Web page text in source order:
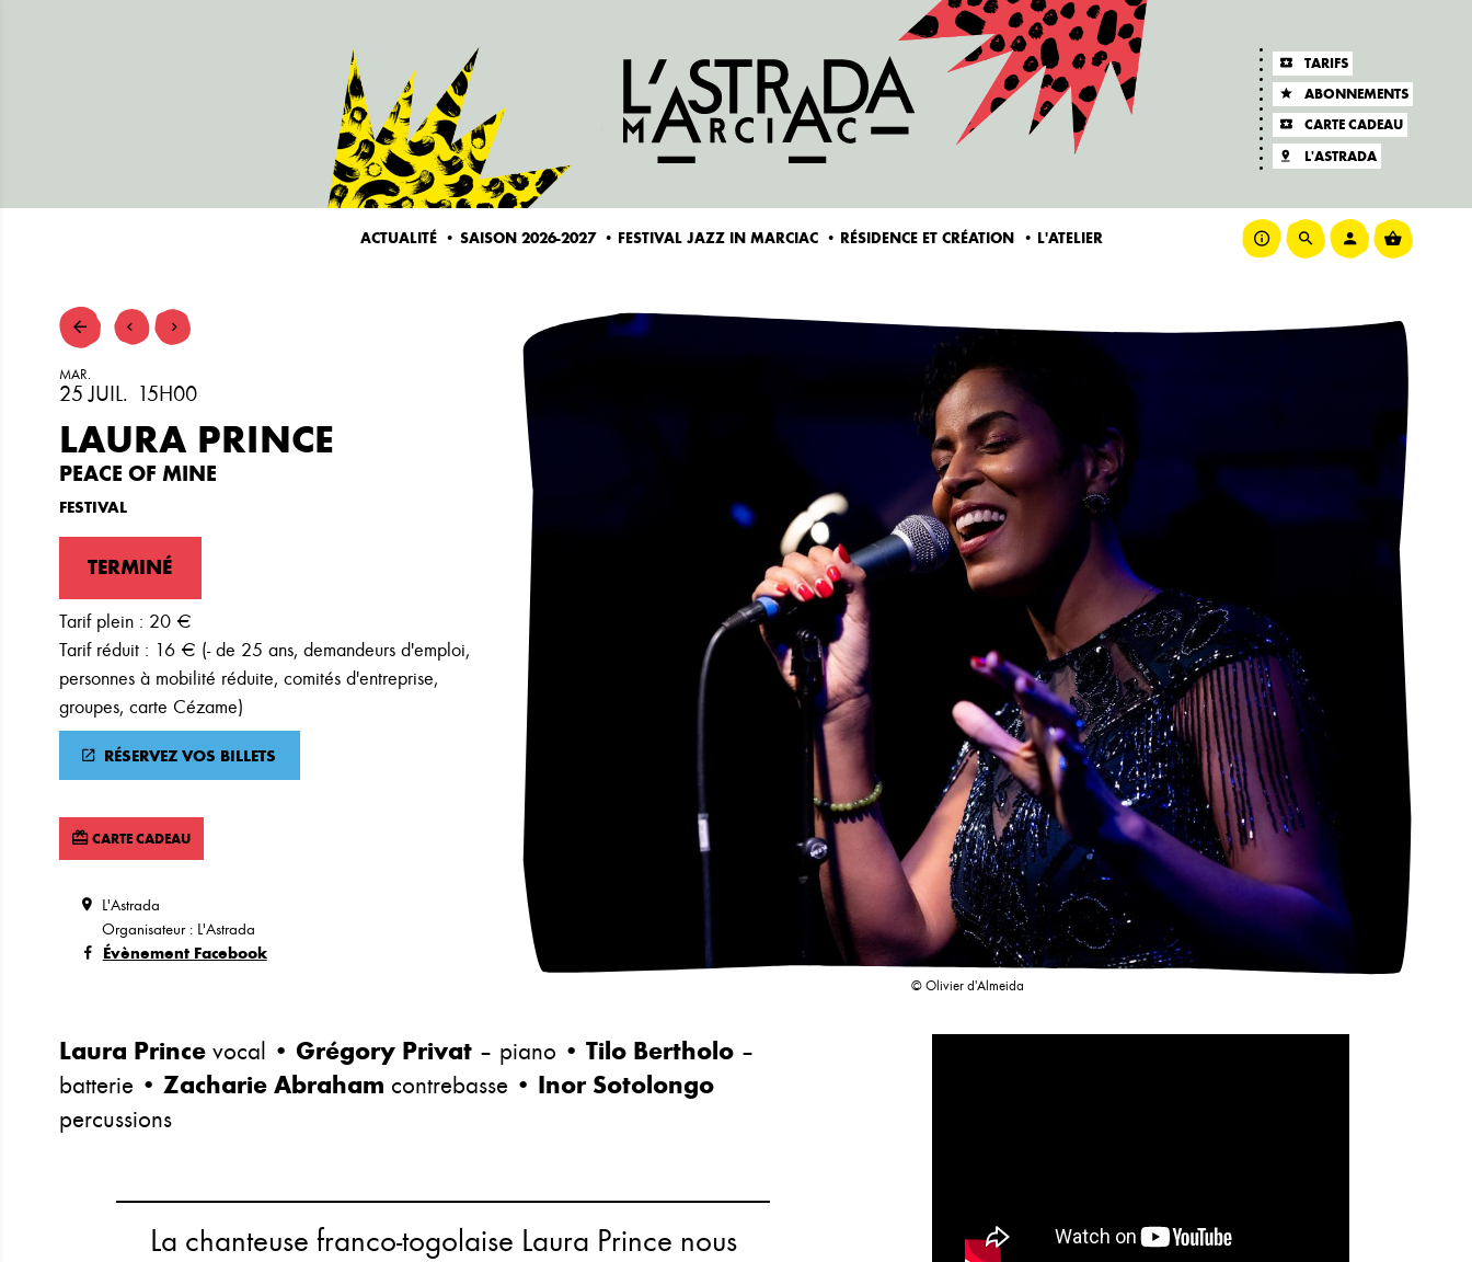
TARIFS
ABONNEMENTS
CARTE CADEAU
L'ASTRADA
ACTUALITÉ SAISON 2026-2027 FESTIVAL JAZZ IN MARCIAC RÉSIDENCE ET CRÉATION L'ATELIER
MAR.
25JUIL. 15H00
LAURA PRINCE
PEACE OF MINE
FESTIVAL
TERMINÉ
Tarif plein : 20 €
Tarif réduit : 16 € (- de 25 ans, demandeurs d'emploi,
personnes à mobilité réduite, comités d'entreprise,
groupes, carte Cézame)
RÉSERVEZ VOS BILLETS
CARTE CADEAU
L'Astrada
Organisateur : L'Astrada
Évènement Facebook
© Olivier d'Almeida
Laura Princevocal • Grégory Privat – piano • Tilo Bertholo–
batterie • Zacharie Abraham contrebasse • Inor Sotolongo
percussions
La chanteuse franco-togolaise Laura Prince nous